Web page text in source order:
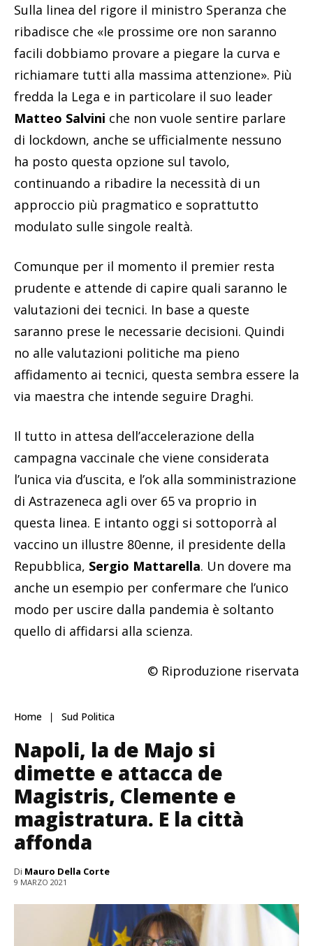
Sulla linea del rigore il ministro Speranza che
ribadisce che «le prossime ore non saranno
facili dobbiamo provare a piegare la curva e
richiamare tutti alla massima attenzione». Più
fredda la Lega e in particolare il suo leader
Matteo Salvini che non vuole sentire parlare
di lockdown, anche se ufficialmente nessuno
ha posto questa opzione sul tavolo,
continuando a ribadire la necessità di un
approccio più pragmatico e soprattutto
modulato sulle singole realtà.
Comunque per il momento il premier resta
prudente e attende di capire quali saranno le
valutazioni dei tecnici. In base a queste
saranno prese le necessarie decisioni. Quindi
no alle valutazioni politiche ma pieno
affidamento ai tecnici, questa sembra essere la
via maestra che intende seguire Draghi.
Il tutto in attesa dell’accelerazione della
campagna vaccinale che viene considerata
l’unica via d’uscita, e l’ok alla somministrazione
di Astrazeneca agli over 65 va proprio in
questa linea. E intanto oggi si sottoporrà al
vaccino un illustre 80enne, il presidente della
Repubblica, Sergio Mattarella. Un dovere ma
anche un esempio per confermare che l’unico
modo per uscire dalla pandemia è soltanto
quello di affidarsi alla scienza.
© Riproduzione riservata
Home Sud Politica
Napoli, la de Majo si
dimette e attacca de
Magistris, Clemente e
magistratura. E la città
affonda
Di Mauro Della Corte
9 MARZO 2021